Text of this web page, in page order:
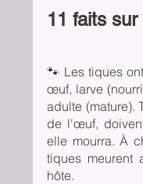
11 faits
🐾 Les tiques
œuf, larve
adulte (mature).
de l'œuf,
elle mourra. À
tiques meurent
hôte.